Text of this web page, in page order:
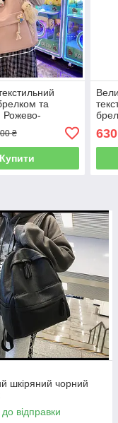
та
Рожево-
₴
Купити
630
шкіряний чорний
відправки